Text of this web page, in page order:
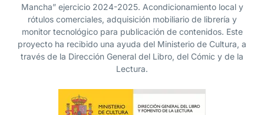
Mancha” ejercicio 2024-2025. Acondicionamiento local y
rótulos comerciales, adquisición mobiliario de librería y
monitor tecnológico para publicación de contenidos. Este
proyecto ha recibido una ayuda del Ministerio de Cultura, a
través de la Dirección General del Libro, del Cómic y de la
Lectura.